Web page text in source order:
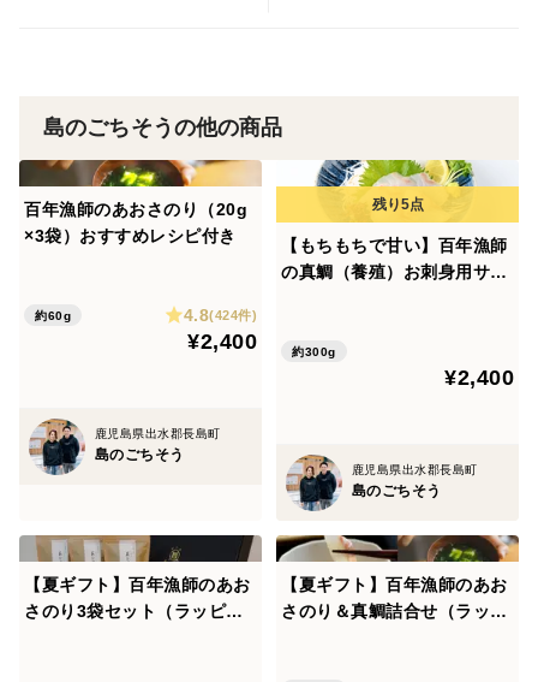
餌の栄養バランス・給与量を管理し、年間を通して
安定した品質・味を提供できるように努め
ています。
く方の利便性を考え、鱗や骨の除去・皮引
きを丁寧に行います。
【おすすめの召し上がり方】
①”お刺身”として召し上がってください。
②醤油と生姜、みりんに付け込んで”漬け”として召し
③厚めに切って”しゃぶしゃぶ”として召し上がってく
ださい。
島のごちそうの他の商品
百年漁師のあおさのり（20g
×3袋）おすすめレシピ付き
約60g 4.8(424件)
¥2,400
鹿児島県出水郡長島町
島のごちそう
【もちもちで甘い】百年漁師
の真鯛（養殖）お刺身用サ
約300g
¥2,400
鹿児島県出水郡長島町
島のごちそう
【夏ギフト】百年漁師のあお
さのり3袋セット（ラッピン
【夏ギフト】百年漁師のあお
さのり＆真鯛詰合せ（ラッピ